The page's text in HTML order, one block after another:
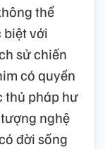
thể
biệt với
sử chiến
có quyền
thủ pháp hư
nghệ
đời sống